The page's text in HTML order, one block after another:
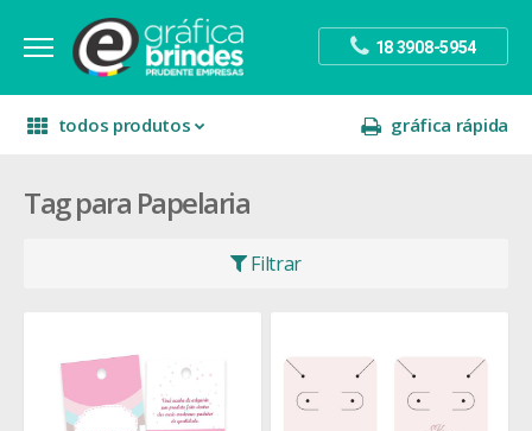
18 3908-5954
todos produtos gráfica rápida
escritório divulgação
festa
Tag para Papelaria
Filtrar